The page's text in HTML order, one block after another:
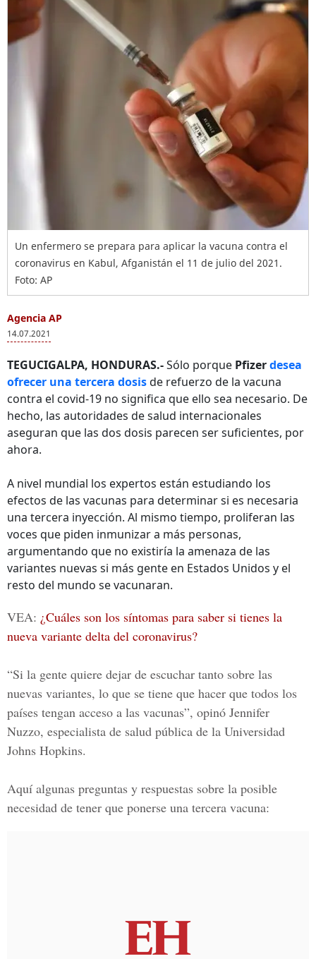
Un enfermero se prepara para aplicar la vacuna contra el
coronavirus en Kabul, Afganistán el 11 de julio del 2021.
Foto: AP
Agencia AP
14.07.2021
TEGUCIGALPA, HONDURAS.-Sólo porque Pfizerdesea
ofrecer una tercera dosisde refuerzo de la vacuna
contra el covid-19 no significa que ello sea necesario. De
hecho, las autoridades de salud internacionales
aseguran que las dos dosis parecen ser suficientes, por
ahora.
A nivel mundial los expertos están estudiando los
efectos de las vacunas para determinar si es necesaria
una tercera inyección. Al mismo tiempo, proliferan las
voces que piden inmunizar a más personas,
argumentando que no existiría la amenaza de las
variantes nuevas si más gente en Estados Unidos y el
resto del mundo se vacunaran.
VEA: ¿Cuáles son los síntomas para saber si tienes la
nueva variante delta del coronavirus?
“Si la gente quiere dejar de escuchar tanto sobre las
nuevas variantes, lo que se tiene que hacer que todos los
países tengan acceso a las vacunas”, opinó Jennifer
Nuzzo, especialista de salud pública de la Universidad
Johns Hopkins.
Aquí algunas preguntas y respuestas sobre la posible
necesidad de tener que ponerse una tercera vacuna: